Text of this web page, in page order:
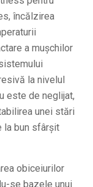
încălzirea
a mușchilor
la nivelul
este de neglijat,
unei stări
la bun sfârșit
obiceiurilor
se bazele unui